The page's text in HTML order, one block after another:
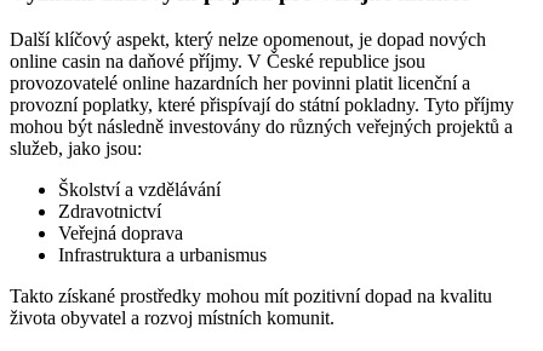
Další klíčový aspekt, který nelze opomenout, je dopad nových
online casin na daňové příjmy. V České republice jsou
provozovatelé online hazardních her povinni platit licenční a
provozní poplatky, které přispívají do státní pokladny. Tyto příjmy
mohou být následně investovány do různých veřejných projektů a
služeb, jako jsou:
Školství a vzdělávání
Zdravotnictví
Veřejná doprava
Infrastruktura a urbanismus
Takto získané prostředky mohou mít pozitivní dopad na kvalitu
života obyvatel a rozvoj místních komunit.